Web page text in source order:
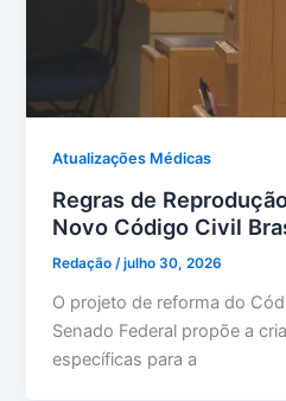
Atualizações Médicas
Regras de
Novo Código Civil
Redação/julho 30, 2026
O projeto de reforma do
Senado Federal propõe a
específicas para a